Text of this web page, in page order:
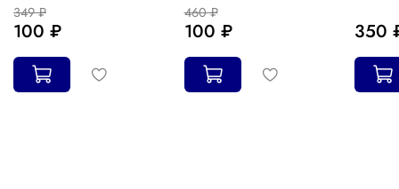
349 ₽
100 ₽
460 ₽
100 ₽ 350